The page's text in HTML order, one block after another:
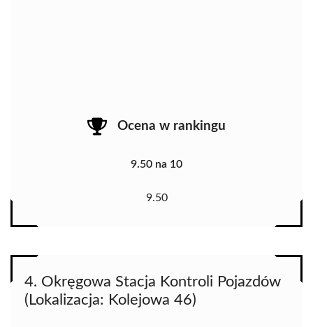
Ocena w rankingu
9.50 na 10
9.50
4. Okręgowa Stacja Kontroli Pojazdów
(Lokalizacja: Kolejowa 46)